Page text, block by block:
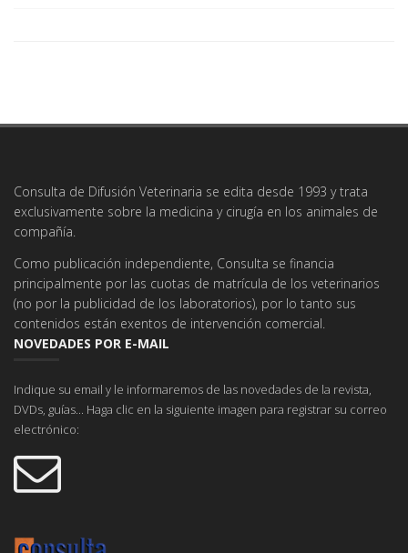
Consulta de Difusión Veterinaria se edita desde 1993 y trata
exclusivamente sobre la medicina y cirugía en los animales de
compañía.
Como publicación independiente, Consulta se financia
principalmente por las cuotas de matrícula de los veterinarios
(no por la publicidad de los laboratorios), por lo tanto sus
contenidos están exentos de intervención comercial.
NOVEDADES POR E-MAIL
Indique su email y le informaremos de las novedades de la revista,
DVDs, guías... Haga clic en la siguiente imagen para registrar su correo
electrónico: